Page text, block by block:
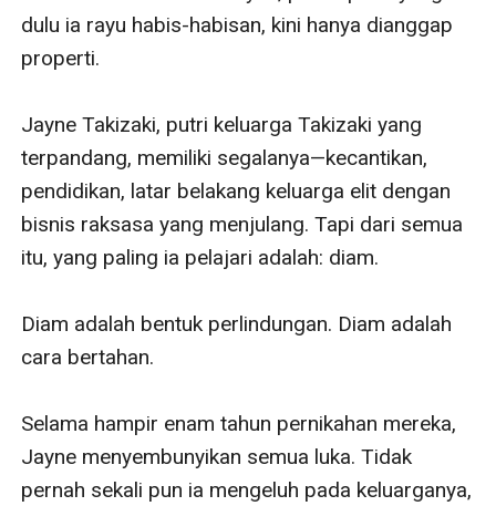
dulu ia rayu habis-habisan, kini hanya dianggap
properti.
Jayne Takizaki, putri keluarga Takizaki yang
terpandang, memiliki segalanya—kecantikan,
pendidikan, latar belakang keluarga elit dengan
bisnis raksasa yang menjulang. Tapi dari semua
itu, yang paling ia pelajari adalah: diam.
Diam adalah bentuk perlindungan. Diam adalah
cara bertahan.
Selama hampir enam tahun pernikahan mereka,
Jayne menyembunyikan semua luka. Tidak
pernah sekali pun ia mengeluh pada keluarganya,